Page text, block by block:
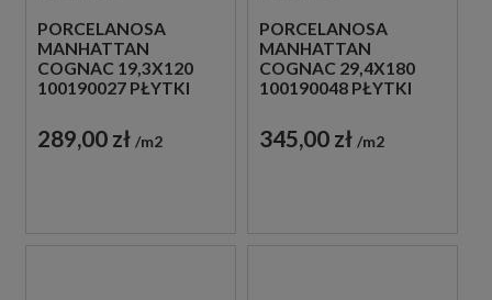
PORCELANOSA
MANHATTAN
COGNAC 19,3X120
100190027 PŁYTKI
289,00 zł m2
PORCELANOSA
MANHATTAN
COGNAC 29,4X180
100190048 PŁYTKI
345,00 zł m2